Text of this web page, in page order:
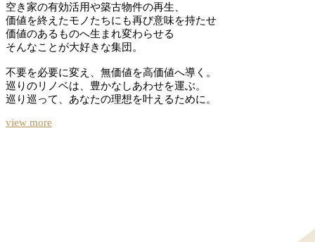
空き家の有効活用や築古物件の再生、
価値を終えたモノたちにも再び意味を持たせ
価値のあるものへ生まれ変わらせる
そんなことが大好きな集団。
不要を必要に変え、無価値を高価値へ導く。
巡りのリノベは、豊かなしあわせを運ぶ。
巡り巡って、あなたの理想を叶えるために。
view more